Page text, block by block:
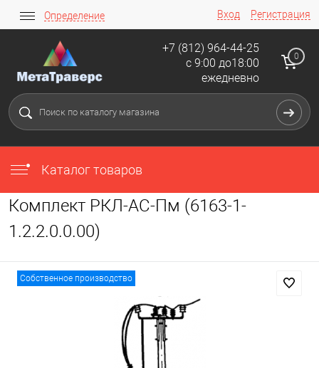
Вход Регистрация
Определение
+7 (812) 964-44-25
с 9:00 до18:00
ежедневно
0
Каталог товаров
Комплект РКЛ-АС-Пм (6163-1-
1.2.2.0.0.00)
Собственное производство